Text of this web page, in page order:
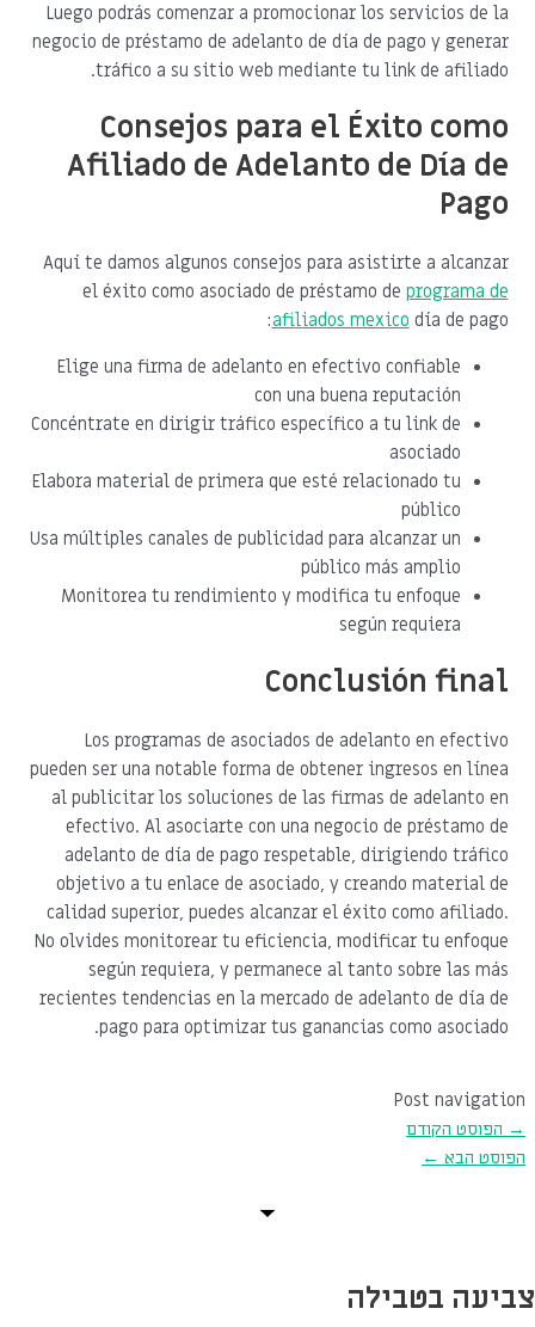
Luego podrás comenzar a promocionar los servicios de la
negocio de préstamo de adelanto de día de pago y generar
tráfico a su sitio web mediante tu link de afiliado.
Consejos para el Éxito como
Afiliado de Adelanto de Día de
Pago
Aquí te damos algunos consejos para asistirte a alcanzar
el éxito como asociado de préstamo de programa de
afiliados mexico día de pago:
Elige una firma de adelanto en efectivo confiable
con una buena reputación
Concéntrate en dirigir tráfico específico a tu link de
asociado
Elabora material de primera que esté relacionado tu
público
Usa múltiples canales de publicidad para alcanzar un
público más amplio
Monitorea tu rendimiento y modifica tu enfoque
según requiera
Conclusión final
Los programas de asociados de adelanto en efectivo
pueden ser una notable forma de obtener ingresos en línea
al publicitar los soluciones de las firmas de adelanto en
efectivo. Al asociarte con una negocio de préstamo de
adelanto de día de pago respetable, dirigiendo tráfico
objetivo a tu enlace de asociado, y creando material de
calidad superior, puedes alcanzar el éxito como afiliado.
No olvides monitorear tu eficiencia, modificar tu enfoque
según requiera, y permanece al tanto sobre las más
recientes tendencias en la mercado de adelanto de día de
pago para optimizar tus ganancias como asociado.
Post navigation
→ הפוסט הקודם
הפוסט הבא ←
צביעה בטבילה